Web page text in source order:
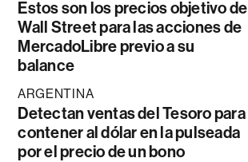
Estos son los precios objetivo de
Wall Street para las acciones de
MercadoLibre previo a su
balance
ARGENTINA
Detectan ventas del Tesoro para
contener al dólar en la pulseada
por el precio de un bono